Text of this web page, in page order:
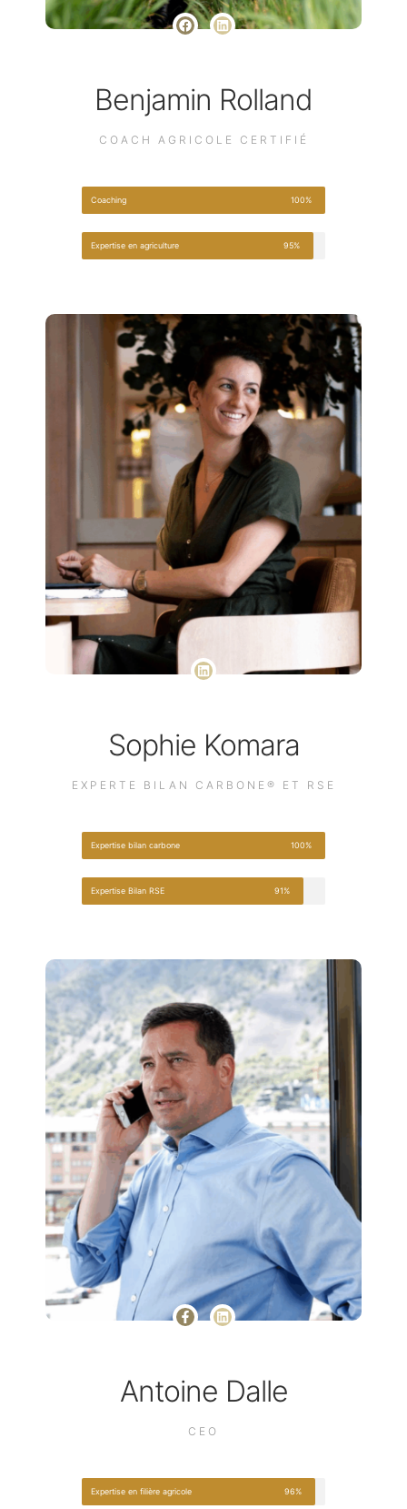
Benjamin Rolland
COACH AGRICOLE CERTIFIÉ
Coaching 100%
Expertise en agriculture 95%
Sophie Komara
EXPERTE BILAN CARBONE® ET RSE
Expertise bilan carbone 100%
Expertise Bilan RSE 91%
Antoine Dalle
CEO
Expertise en filière agricole 96%